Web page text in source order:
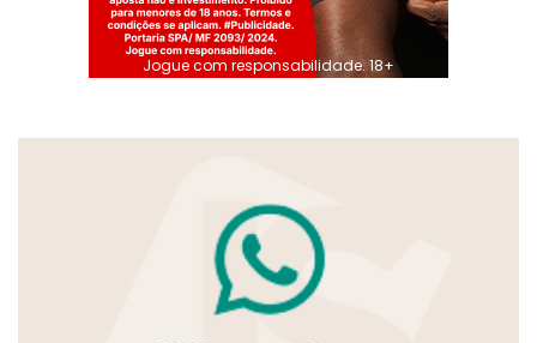
Jogue com responsabilidade. 18+